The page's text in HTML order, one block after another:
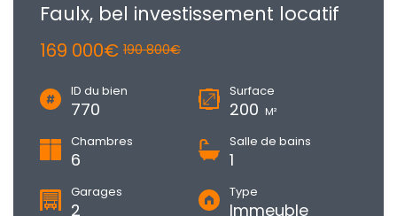
Faulx, bel investissement locatif
169 000€ 190 800€
ID du bien
770
Surface
200 M²
Chambres
6
Salle de bains
1
Garages
2
Type
Immeuble